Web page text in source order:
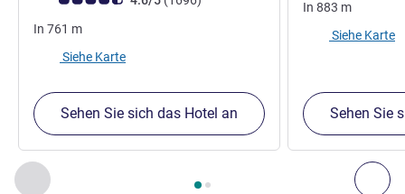
Zurück - Unsere anderen Etablissements in der Nähe
Seite , Unsere anderen Etablissements in der Nähe
In 761 m
Siehe Karte
Sehen Sie sich das Hotel an
In 883 m
Siehe Karte
Sehen Sie